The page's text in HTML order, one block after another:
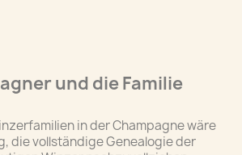
und die Familie
in der Champagne wäre
die vollständige Genealogie der